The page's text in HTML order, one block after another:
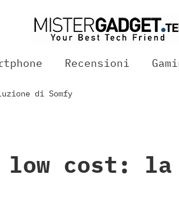
Recensioni
di Somfy
cost: la